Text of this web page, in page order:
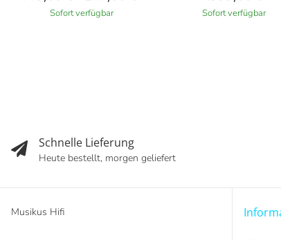
Sofort verfügbar Sofort verfügbar
Schnelle Lieferung
Heute bestellt, morgen geliefert
Musikus Hifi